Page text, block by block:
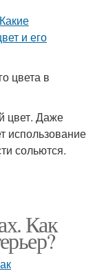
цвета в
цвет. Даже
использование
сольются.
Как